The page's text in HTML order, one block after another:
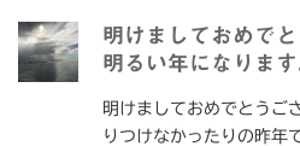
明けましておめで
明るい年になります
明けましておめでとうご
りつけなかったりの昨年